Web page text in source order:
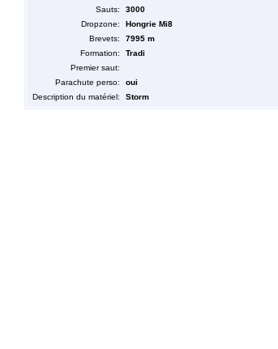
Sauts:
3000
Dropzone:
Hongrie Mi8
Brevets:
7995 m
Formation:
Tradi
Premier saut:
Parachute perso:
oui
Description du matériel:
Storm